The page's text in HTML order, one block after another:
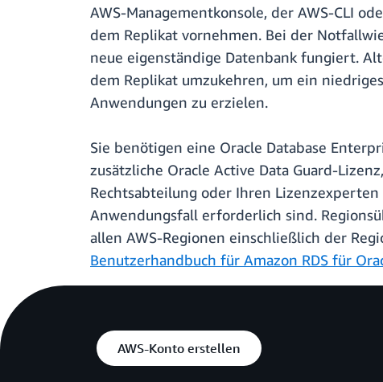
AWS-Managementkonsole, der AWS-CLI
dem Replikat vornehmen. Bei der
neue eigenständige Datenbank fungiert.
dem Replikat umzukehren, um ein
Anwendungen zu erzielen.
Sie benötigen eine Oracle Database
zusätzliche Oracle Active Data Guard-
Rechtsabteilung oder Ihren
Anwendungsfall erforderlich sind.
allen AWS-Regionen einschließlich der
Benutzerhandbuch für Amazon RDS für
AWS-Konto erstellen